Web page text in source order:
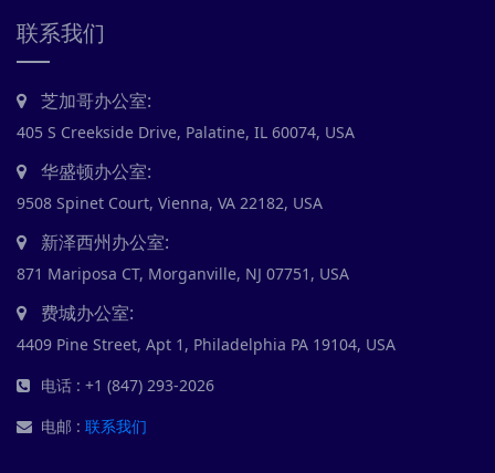
联系我们
芝加哥办公室:
405 S Creekside Drive, Palatine, IL 60074, USA
华盛顿办公室:
9508 Spinet Court, Vienna, VA 22182, USA
新泽西州办公室:
871 Mariposa CT, Morganville, NJ 07751, USA
费城办公室:
4409 Pine Street, Apt 1, Philadelphia PA 19104, USA
电话 : +1 (847) 293-2026
电邮 : 联系我们